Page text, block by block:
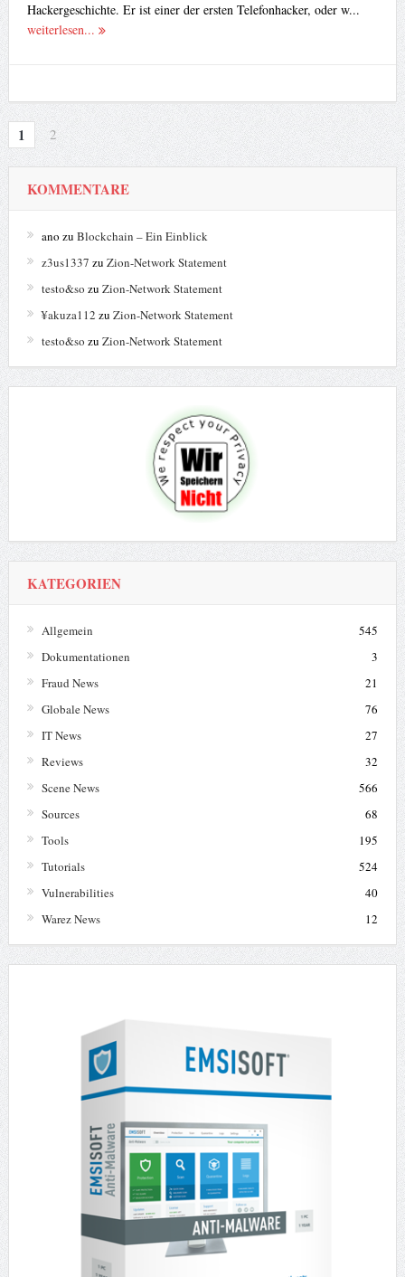
Hackergeschichte. Er ist einer der ersten Telefonhacker, oder w...
weiterlesen...
1 2
KOMMENTARE
ano zu Blockchain – Ein Einblick
z3us1337 zu Zion-Network Statement
testo&so zu Zion-Network Statement
¥akuza112 zu Zion-Network Statement
testo&so zu Zion-Network Statement
KATEGORIEN
Allgemein
545
Dokumentationen
3
Fraud News
21
Globale News
76
IT News
27
Reviews
32
Scene News
566
Sources
68
Tools
195
Tutorials
524
Vulnerabilities
40
Warez News
12